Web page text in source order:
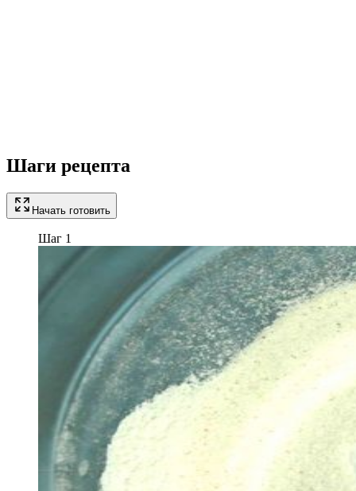
Шаги рецепта
Начать готовить
Шаг 1